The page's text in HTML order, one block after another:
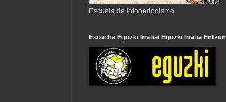
Escuela de fotoperiodismo
Escucha Eguzki Irratia/ Eguzki Irratia Entzun